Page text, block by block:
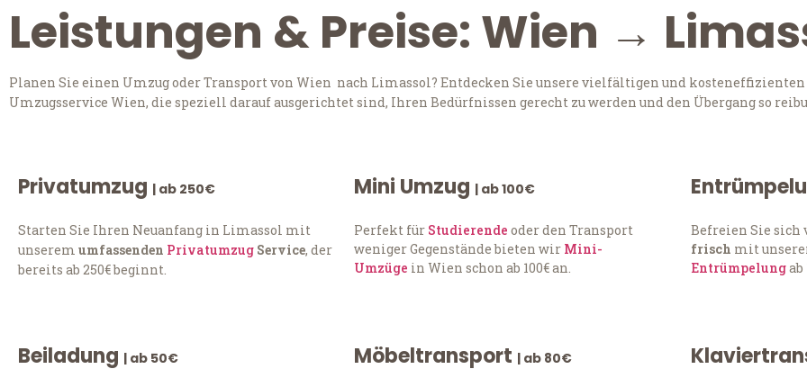
Leistungen & Preise: Wien →
Planen Sie einen Umzug oder Transport von Wien nach Limassol? Entdecken Sie unsere vielfältigen und
Umzugsservice Wien, die speziell darauf ausgerichtet sind, Ihren Bedürfnissen gerecht zu werden und den Übergang so
Privatumzug | ab 250€
Starten Sie Ihren Neuanfang in Limassol mit
unserem umfassenden Privatumzug Service, der
bereits ab 250€ beginnt.
Mini Umzug | ab 100€
Perfekt für Studierende oder den Transport
weniger Gegenstände bieten wir Mini-
Umzüge in Wien schon ab 100€ an.
Befreien Sie sich
frisch mit
Entrümpelungab
Beiladung | ab 50€ Möbeltransport | ab 80€